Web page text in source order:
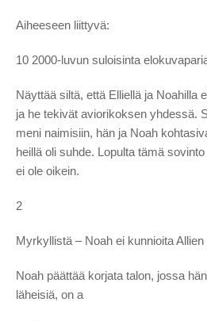
Aiheeseen liittyvä:
10 2000-luvun suloisinta
Näyttää siltä, ​​että Elliellä ja Noahilla
ja he tekivät aviorikoksen yhdessä.
meni naimisiin, hän ja Noah
heillä oli suhde. Lopulta tämä
ei ole oikein.
2
Myrkyllistä – Noah ei kunnioita Allien
Noah päättää korjata talon, jossa
läheisiä, on a